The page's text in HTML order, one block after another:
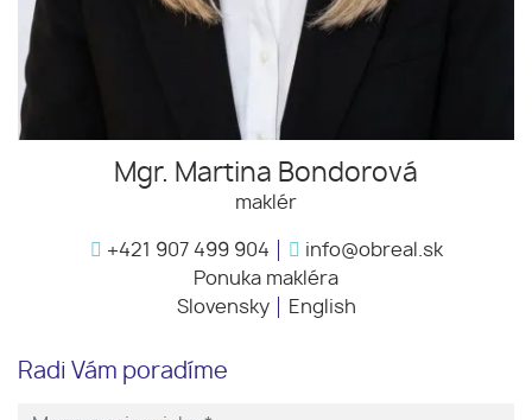
Mgr. Martina Bondorová
maklér
+421 907 499 904
info@obreal.sk
Ponuka makléra
Slovensky
English
Radi Vám poradíme